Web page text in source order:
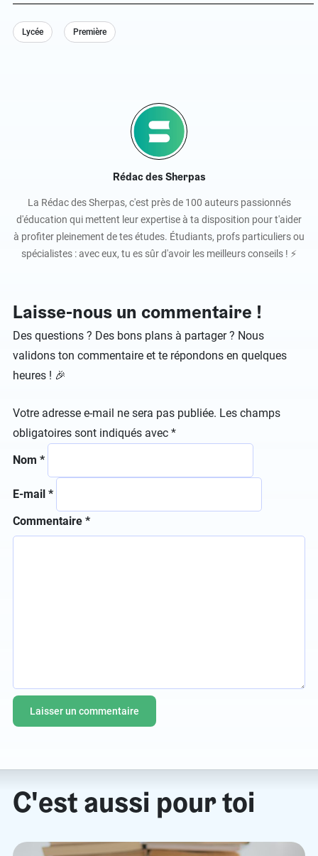
Rédac des Sherpas
La Rédac des Sherpas, c'est près de 100 auteurs passionnés
d'éducation qui mettent leur expertise à ta disposition pour t'aider
à profiter pleinement de tes études. Étudiants, profs particuliers ou
spécialistes : avec eux, tu es sûr d'avoir les meilleurs conseils ! ⚡️
Lycée Première
Laisse-nous un commentaire !
Des questions ? Des bons plans à partager ? Nous
validons ton commentaire et te répondons en quelques
heures ! 🎉
Votre adresse e-mail ne sera pas publiée. Les champs
obligatoires sont indiqués avec *
Commentaire *
Nom *
E-mail *
C'est aussi pour toi